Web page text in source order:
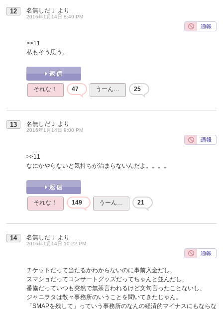
12 名無しだＪ より
2016年1月14日 8:49 PM
>>11
私もそう思う。
それな！ 47 うーん… 25
13 名無しだＪ より
2016年1月14日 9:00 PM
>>11
なにかやらないと気持ちが治まらないんだよ。。。。
それな！ 149 うーん… 21
14 名無しだＪ より
2016年1月14日 10:22 PM
チケットだって当たるかわからないのに事前入金だし、
スマショだってコンサートグッズだってちゃんと並んだし、
番協だっていつも突然で無茶言われるけど文句言ったことないし、
ジャニヲタは散々事務所のいうことを聞いてきたじゃん。
「SMAPを残して」っていう事務所のなんの経済的マイナスにもならな